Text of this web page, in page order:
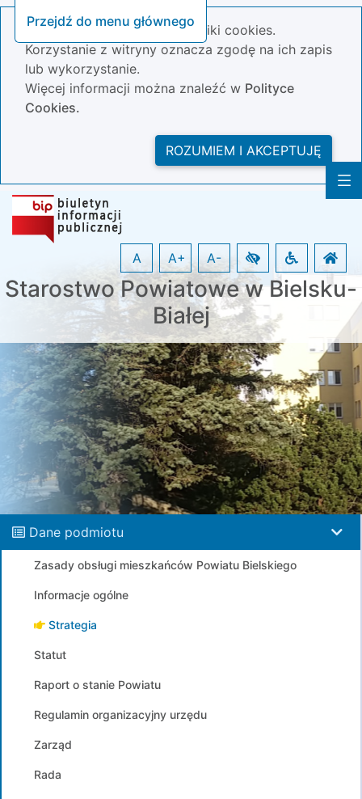
Przejdź do menu głównego
Nasza strona wykorzystuje pliki cookies.
Korzystanie z witryny oznacza zgodę na ich zapis
lub wykorzystanie.
Więcej informacji można znaleźć w Polityce
Cookies.
ROZUMIEM I AKCEPTUJĘ
Starostwo Powiatowe w Bielsku-
Białej
A A+ A-
Dane podmiotu
Zasady obsługi mieszkańców Powiatu Bielskiego
Informacje ogólne
Strategia
Statut
Raport o stanie Powiatu
Regulamin organizacyjny urzędu
Zarząd
Rada